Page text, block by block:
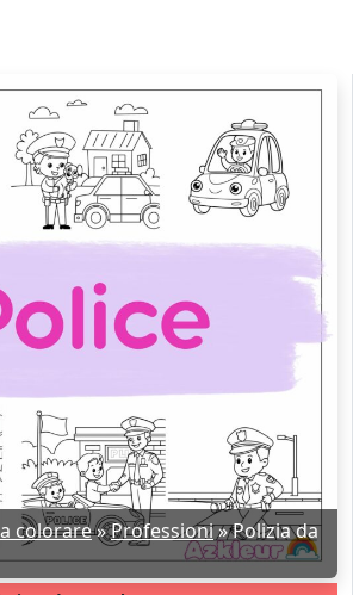
colorare»Professioni»Polizia da